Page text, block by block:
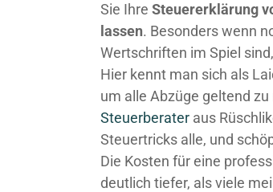
Sie Ihre Steuererklärung
lassen. Besonders wenn
Wertschriften im Spiel
Hier kennt man sich als
um alle Abzüge geltend
Steuerberater aus
Steuertricks alle, und
Die Kosten für eine
deutlich tiefer, als viele